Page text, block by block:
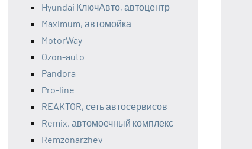
Hyundai КлючАвто, автоцентр
Maximum, автомойка
MotorWay
Ozon-auto
Pandora
Pro-line
REAKTOR, сеть автосервисов
Remix, автомоечный комплекс
Remzonarzhev